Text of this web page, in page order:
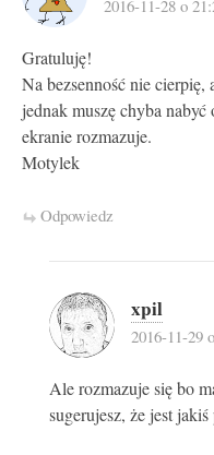
2016-11-28 o
Gratuluję!
Na bezsenność nie cierpię,
jednak muszę chyba
ekranie rozmazuje.
Motylek
Odpowiedz
xpil
2016-11-29
Ale rozmazuje się bo
sugerujesz, że jest